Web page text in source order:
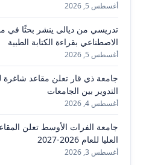
أغسطس 5, 2026
تدريسي من ديالى ينشر بحثًا في
الاصطناعي بقراءة الكتابة الطبية
أغسطس 5, 2026
جامعة ذي قار تعلن مقاعد شاغرة
التدوير بين الجامعات
أغسطس 4, 2026
جامعة الفرات الأوسط تعلن
العليا للعام 2026-2027
أغسطس 3, 2026